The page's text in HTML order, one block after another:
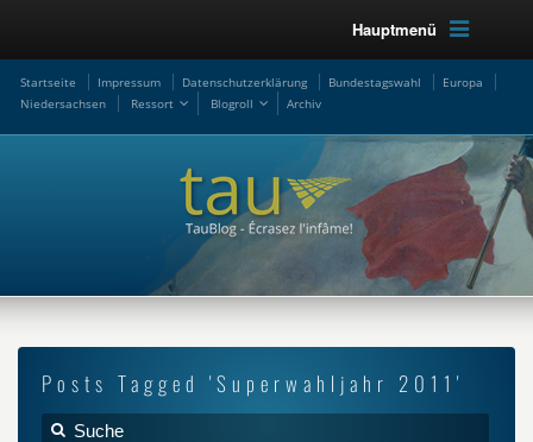
Hauptmenü
Startseite Impressum Datenschutzerklärung Bundestagswahl
Europa
Niedersachsen
Ressort Blogroll Archiv
Posts Tagged 'Superwahljahr 2011'